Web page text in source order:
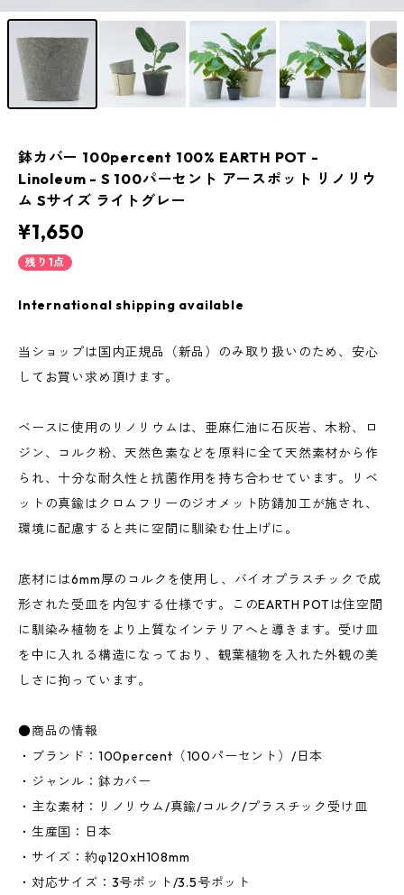
鉢カバー 100percent 100% EARTH POT -
Linoleum - S 100パーセント アースポット リノリウ
ム Sサイズ ライトグレー
¥1,650
残り1点
International shipping available
当ショップは国内正規品（新品）のみ取り扱いのため、安心
してお買い求め頂けます。
ベースに使用のリノリウムは、亜麻仁油に石灰岩、木粉、ロ
ジン、コルク粉、天然色素などを原料に全て天然素材から作
られ、十分な耐久性と抗菌作用を持ち合わせています。リベ
ットの真鍮はクロムフリーのジオメット防錆加工が施され、
環境に配慮すると共に空間に馴染む仕上げに。
底材には6mm厚のコルクを使用し、バイオプラスチックで成
形された受皿を内包する仕様です。このEARTH POTは住空間
に馴染み植物をより上質なインテリアへと導きます。受け皿
を中に入れる構造になっており、観葉植物を入れた外観の美
しさに拘っています。
●商品の情報
・ブランド：100percent（100パーセント）/日本
・ジャンル：鉢カバー
・主な素材：リノリウム/真鍮/コルク/プラスチック受け皿
・生産国：日本
・サイズ：約φ120xH108mm
・対応サイズ：3号ポット/3.5号ポット